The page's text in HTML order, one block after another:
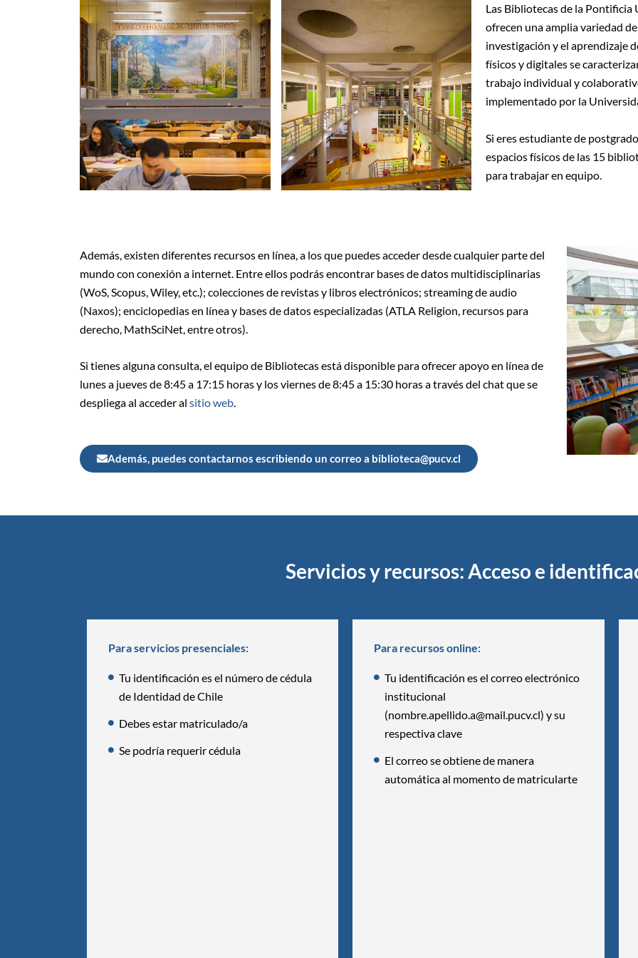
Las Bibliotecas de la
ofrecen una amplia variedad
investigación y el aprendizaje
físicos y digitales se
trabajo individual y
implementado por la
Si eres estudiante de
espacios físicos de las 15
para trabajar en equipo.
Además, existen diferentes recursos en línea, a los que puedes acceder desde cualquier parte del
mundo con conexión a internet. Entre ellos podrás encontrar bases de datos multidisciplinarias
(WoS, Scopus, Wiley, etc.); colecciones de revistas y libros electrónicos; streaming de audio
(Naxos); enciclopedias en línea y bases de datos especializadas (ATLA Religion, recursos para
derecho, MathSciNet, entre otros).
Si tienes alguna consulta, el equipo de Bibliotecas está disponible para ofrecer apoyo en línea de
lunes a jueves de 8:45 a 17:15 horas y los viernes de 8:45 a 15:30 horas a través del chat que se
despliega al acceder al sitio web.
Además, puedes contactarnos escribiendo un correo a biblioteca@pucv.cl
Servicios y recursos: Acceso e
Para servicios presenciales:
Tu identificación es el número de cédula
de Identidad de Chile
Debes estar matriculado/a
Se podría requerir cédula
Para recursos online:
Tu identificación es el correo electrónico
institucional
(nombre.apellido.a@mail.pucv.cl) y su
respectiva clave
El correo se obtiene de manera
automática al momento de matricularte